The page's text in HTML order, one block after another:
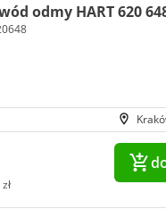
odmy HART 620